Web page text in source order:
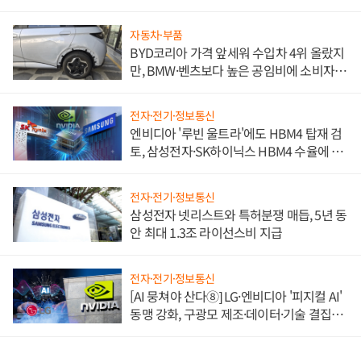
자동차·부품
BYD코리아 가격 앞세워 수입차 4위 올랐지
만, BMW·벤츠보다 높은 공임비에 소비자
전자·전기·정보통신
엔비디아 '루빈 울트라'에도 HBM4 탑재 검
토, 삼성전자·SK하이닉스 HBM4 수율에 주
전자·전기·정보통신
삼성전자 넷리스트와 특허분쟁 매듭, 5년 동
안 최대 1.3조 라이선스비 지급
전자·전기·정보통신
[AI 뭉쳐야 산다⑧] LG·엔비디아 '피지컬 AI'
동맹 강화, 구광모 제조·데이터·기술 결집